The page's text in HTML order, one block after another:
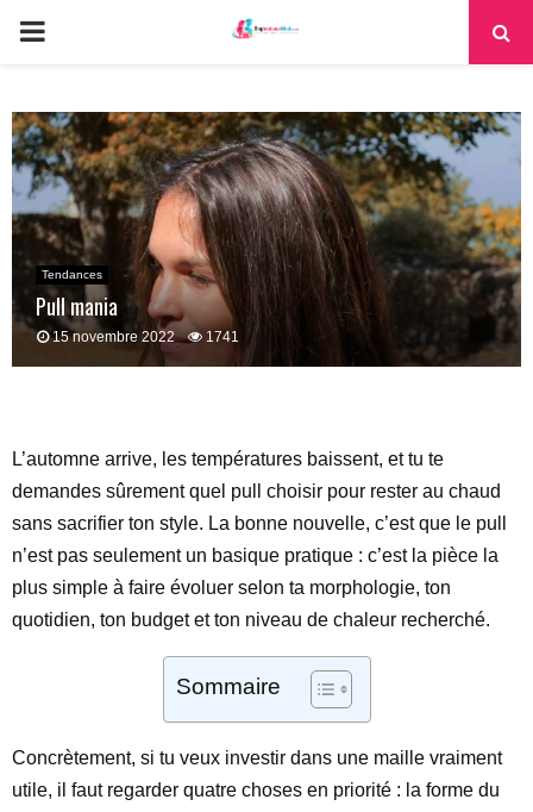
PRIMARY
Tendances
Pull mania
15 novembre 2022 1741
L’automne arrive, les températures baissent, et tu te
demandes sûrement quel pull choisir pour rester au chaud
sans sacrifier ton style. La bonne nouvelle, c’est que le pull
n’est pas seulement un basique pratique : c’est la pièce la
plus simple à faire évoluer selon ta morphologie, ton
quotidien, ton budget et ton niveau de chaleur recherché.
Sommaire
Concrètement, si tu veux investir dans une maille vraiment
utile, il faut regarder quatre choses en priorité : la forme du